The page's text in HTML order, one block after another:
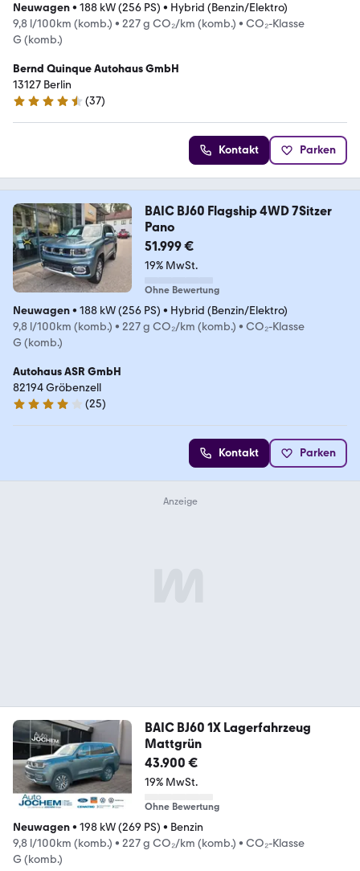
Neuwagen• 188 kW (256 PS) • Hybrid (Benzin/Elektro)
9,8 l/100km (komb.) • 227 g CO₂/km (komb.) • CO₂-Klasse
G (komb.)
Bernd Quinque Autohaus GmbH
13127 Berlin
4.3 Sterne
(37)
Kontakt Parken
BAIC BJ60 Flagship 4WD 7Sitzer
Pano
51.999 €
19% MwSt.
Ohne Bewertung
Neuwagen• 188 kW (256 PS) • Hybrid (Benzin/Elektro)
9,8 l/100km (komb.) • 227 g CO₂/km (komb.) • CO₂-Klasse
G (komb.)
Autohaus ASR GmbH
82194 Gröbenzell
4 Sterne
(25)
Kontakt Parken
BAIC BJ60 1X Lagerfahrzeug
Mattgrün
43.900 €
19% MwSt.
Ohne Bewertung
Neuwagen• 198 kW (269 PS) • Benzin
9,8 l/100km (komb.) • 227 g CO₂/km (komb.) • CO₂-Klasse
G (komb.)